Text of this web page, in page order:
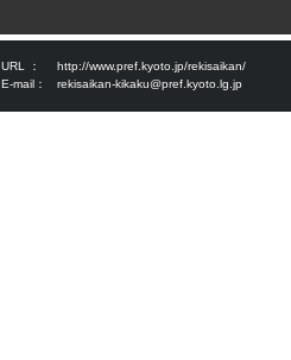
URL ：
http://www.pref.kyoto.jp/rekisaikan/
E-mail：
rekisaikan-kikaku@pref.kyoto.lg.jp